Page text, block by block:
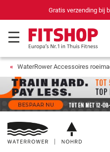
Gratis verzending bij
WaterRower Accessoires